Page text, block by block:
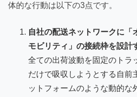
体的な行動は以下の3点です。
自社の配送ネットワークに「
モビリティ」の接続枠を設計
全ての出荷波動を固定のトラ
だけで吸収しようとする自前
ットフォームのような動的な